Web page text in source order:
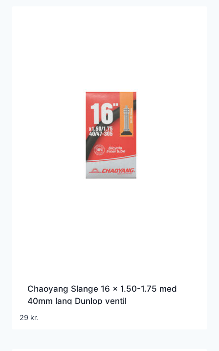
Chaoyang Slange 16 x 1.50-1.75 med
40mm lang Dunlop ventil
29 kr.